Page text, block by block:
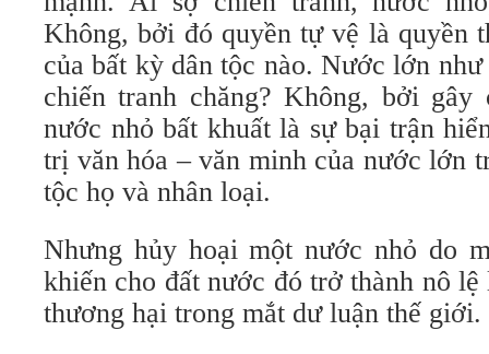
Không, bởi đó quyền tự vệ là quyền
của bất kỳ dân tộc nào. Nước lớn
chiến tranh chăng? Không, bởi gây
nước nhỏ bất khuất là sự bại trận
trị văn hóa – văn minh của nước lớn
tộc họ và nhân loại.
Nhưng hủy hoại một nước nhỏ do
khiến cho đất nước đó trở thành nô
thương hại trong mắt dư luận thế giới.